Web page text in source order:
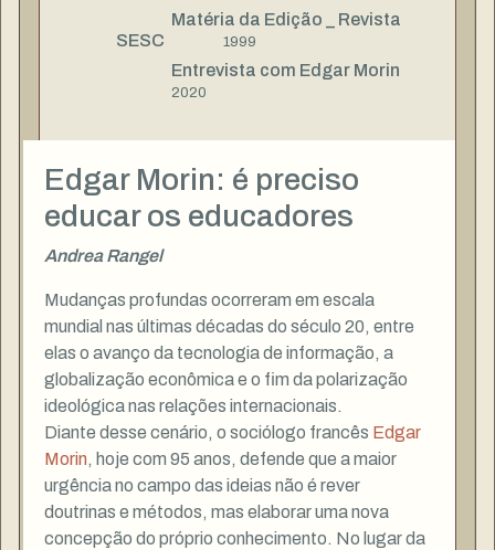
Matéria da Edição _ Revista
SESC
1999
Entrevista com Edgar Morin
2020
Edgar Morin: é preciso
educar os educadores
Andrea Rangel
Mudanças profundas ocorreram em escala
mundial nas últimas décadas do século 20, entre
elas o avanço da tecnologia de informação, a
globalização econômica e o fim da polarização
ideológica nas relações internacionais.
Diante desse cenário, o sociólogo francês Edgar
Morin, hoje com 95 anos, defende que a maior
urgência no campo das ideias não é rever
doutrinas e métodos, mas elaborar uma nova
concepção do próprio conhecimento. No lugar da